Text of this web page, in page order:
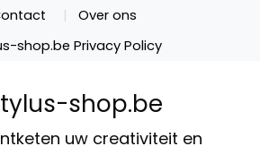
Over ons
shop.be Privacy Policy
shop.be
uw creativiteit en